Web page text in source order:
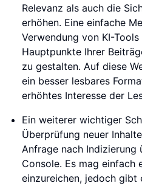
Relevanz als auch die
erhöhen. Eine einfache
Verwendung von KI-
Hauptpunkte Ihrer
zu gestalten. Auf diese
ein besser lesbares
erhöhtes Interesse der
Ein weiterer wichtiger
Überprüfung neuer
Anfrage nach Indizierung
Console. Es mag einfach
einzureichen, jedoch gibt